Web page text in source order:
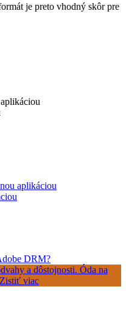
je preto vhodný skôr pre
aplikáciou
DRM?